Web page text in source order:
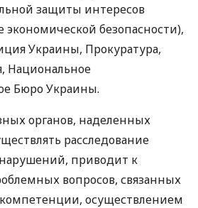
защиты интересов
экономической безопасности),
Украины, Прокуратура,
Национальное
Бюро Украины.
органов, наделенных
расследование
приводит к
вопросов, связанных
осуществлением